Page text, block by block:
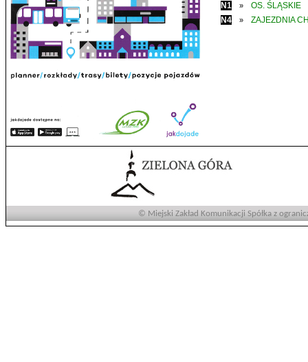
N1
»
OS. ŚLĄSKIE
N4
» ZAJEZDNIA
© Miejski Zakład Komunikacji Spółka z